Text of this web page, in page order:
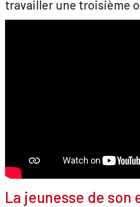
travailler une troisième
La jeunesse de